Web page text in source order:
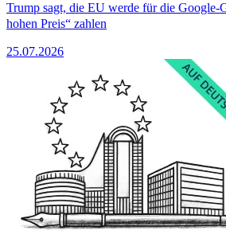
Trump sagt, die EU werde für die Google-
hohen Preis“ zahlen
25.07.2026